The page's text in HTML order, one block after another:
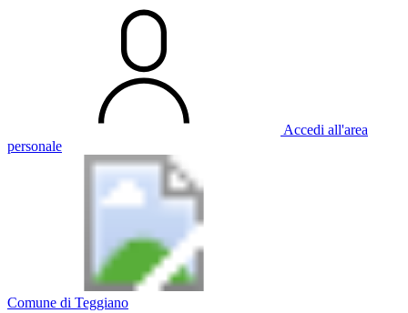
Accedi all'area
personale
Comune di Teggiano